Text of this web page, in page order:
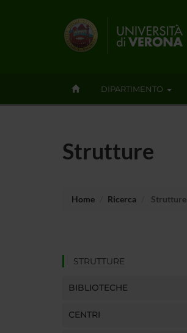
DIPARTIMENTO
Strutture
Home Ricerca Strutture
STRUTTURE
BIBLIOTECHE
CENTRI